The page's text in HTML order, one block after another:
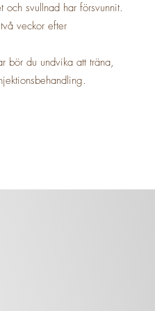
och svullnad har försvunnit.
veckor efter
bör du undvika att träna,